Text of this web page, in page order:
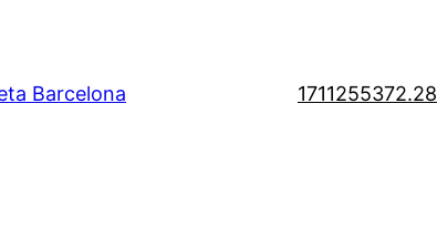
Barcelona 1711255372.28